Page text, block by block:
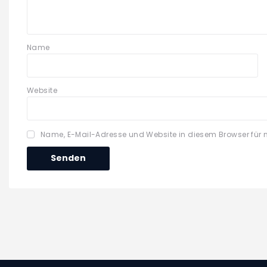
Name
Website
Name, E-Mail-Adresse und Website in diesem Browser